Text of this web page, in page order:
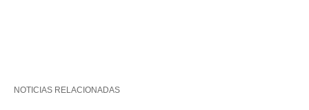
NOTICIAS RELACIONADAS